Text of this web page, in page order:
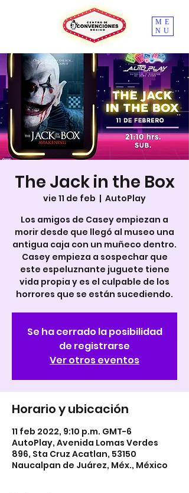
ME
NU
The Jack in the Box
vie 11 de feb
  |
AutoPlay
Los amigos de Casey empiezan a
morir desde que llegó al museo una
antigua caja con un muñeco dentro.
Casey empieza a sospechar que
este espeluznante juguete tiene
vida propia y es el culpable de los
horrores que se están sucediendo.
Se ha cerrado la posibilidad
de registrarse
Ver otros eventos
Horario y ubicación
11 feb 2022, 9:10 p.m. GMT-6
AutoPlay, Avenida Lomas Verdes
896, Sta Cruz Acatlan, 53150
Naucalpan de Juárez, Méx., México